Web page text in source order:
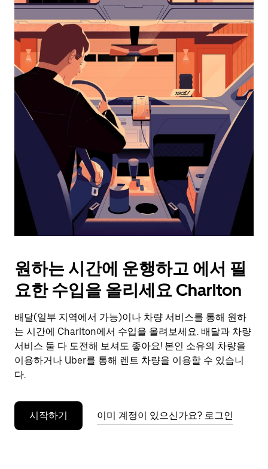
작
면
아
래
화
살
표
러
날
짜
캘
린
더
닫
으
려
면
Esc
키
누
세
원하는 시간에 운행하고 에서 필
요한 수입을 올리세요 Charlton
배달(일부 지역에서 가능)이나 차량 서비스를 통해 원하
는 시간에 Charlton에서 수입을 올려보세요. 배달과 차량
서비스 둘 다 도전해 보셔도 좋아요! 본인 소유의 차량을
이용하거나 Uber를 통해 렌트 차량을 이용할 수 있습니
다.
시작하기 이미 계정이 있으신가요? 로그인